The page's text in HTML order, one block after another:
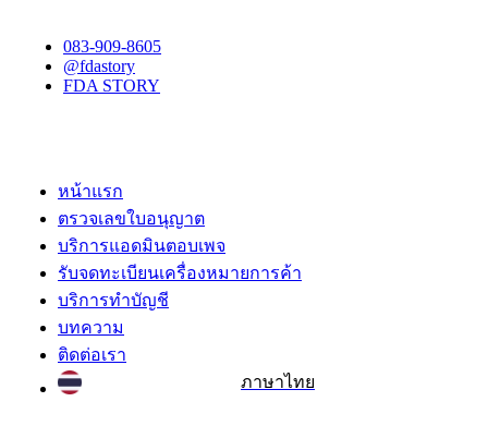
083-909-8605
@fdastory
FDA STORY
หน้าแรก
ตรวจเลขใบอนุญาต
บริการแอดมินตอบเพจ
รับจดทะเบียนเครื่องหมายการค้า
บริการทำบัญชี
บทความ
ติดต่อเรา
ภาษาไทย